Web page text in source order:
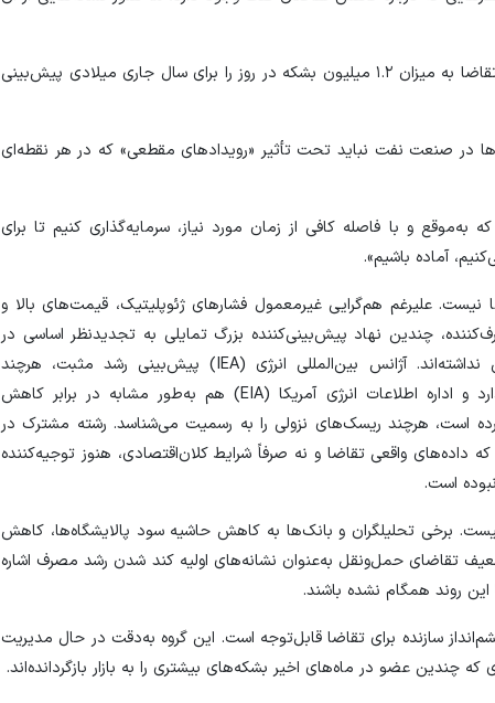
وی افزود: «ما همچنان رشد قوی تقاضا به میزان ۱.۲ میلیون بشکه در روز را برای سال جاری میلادی پیش‌بینی
در صنعت نفت نباید تحت تأثیر «رویداد‌های مقطعی» که در هر نقطه‌ای
به‌موقع و با فاصله کافی از زمان مورد نیاز، سرمایه‌گذاری کنیم تا برای
آماده باشیم».
نیست. علیرغم هم‌گرایی غیرمعمول فشار‌های ژئوپلیتیک، قیمت‌های بالا و
چندین نهاد پیش‌بینی‌کننده بزرگ تمایلی به تجدیدنظر اساسی در
برآورد‌های تقاضا به سمت پایین نداشته‌اند. آژانس بین‌المللی انرژی (IEA) پیش‌بینی رشد مثبت، هرچند
محتاطانه‌تری، برای سال ۲۰۲۵ دارد و اداره اطلاعات انرژی آمریکا (EIA) هم به‌طور مشابه در برابر کاهش
است، هرچند ریسک‌های نزولی را به رسمیت می‌شناسد. رشته مشترک در
داده‌های واقعی تقاضا و نه صرفاً شرایط کلان‌اقتصادی، هنوز توجیه‌کننده
است.
برخی تحلیلگران و بانک‌ها به کاهش حاشیه سود پالایشگاه‌ها، کاهش
تقاضای حمل‌ونقل به‌عنوان نشانه‌های اولیه کند شدن رشد مصرف اشاره
این روند همگام نشده باشند.
سازنده برای تقاضا قابل‌توجه است. این گروه به‌دقت در حال مدیریت
چندین عضو در ماه‌های اخیر بشکه‌های بیشتری را به بازار بازگردانده‌اند.